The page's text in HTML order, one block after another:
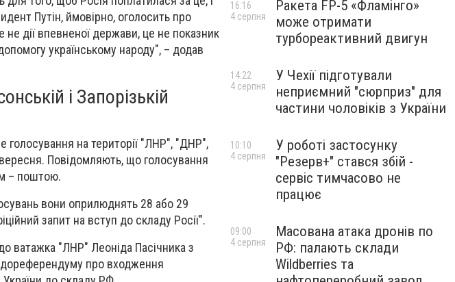
Путін, ймовірно, оголосить про
не дії впевненої держави, це не показник
українському народу", – додав
і Запорізькій
голосування на території "ЛНР", "ДНР",
Повідомляють, що голосування
– поштою.
вони оприлюднять 28 або 29
запит на вступ до складу Росії".
ватажка "ЛНР" Леоніда Пасічника з
про входження
Ракета FP-5 «Фламінго»
може отримати
турбореактивний двигун
16:16
4 серпня
У Чехії підготували
неприємний "сюрприз" для
частини чоловіків з України
14:22
4 серпня
У роботі застосунку
"Резерв+" стався збій -
сервіс тимчасово не
працює
10:10
4 серпня
Масована атака дронів по
РФ: палають склади
Wildberries та
09:00
4 серпня